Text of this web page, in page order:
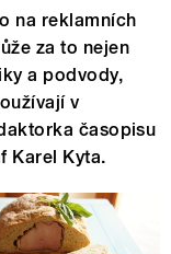
na reklamních
za to nejen
a podvody,
v
časopisu
Karel Kyta.